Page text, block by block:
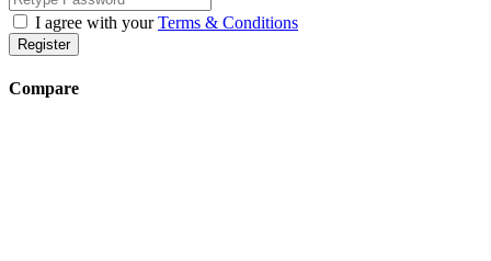
I agree with yourTerms & Conditions
Register
Compare